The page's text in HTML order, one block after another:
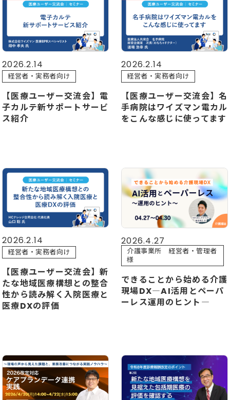
2026.2.14
経営者・実務者向け
【医療ユーザー交流会】電
子カルテ新サポートサービ
ス紹介
2026.2.14
経営者・実務者向け
【医療ユーザー交流会】名
手病院はワイズマン電カル
をこんな感じに使ってます
2026.2.14
経営者・実務者向け
【医療ユーザー交流会】新
たな地域医療構想との整合
性から読み解く入院医療と
医療DXの評価
2026.4.27
介護事業所 経営者・管理者
様
できることから始める介護
現場DX―AI活用とペーパ
ーレス運用のヒント―